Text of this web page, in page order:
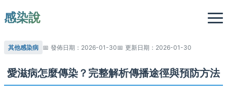
感染說
其他感染病 發佈日期：2026-01-30 更新日期：2026-01-30
愛滋病怎麼傳染？完整解析傳播途徑與預防方法